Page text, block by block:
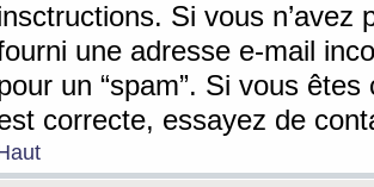
Si vous n’avez
une adresse e-mail
un “spam”. Si vous
correcte, essayez de